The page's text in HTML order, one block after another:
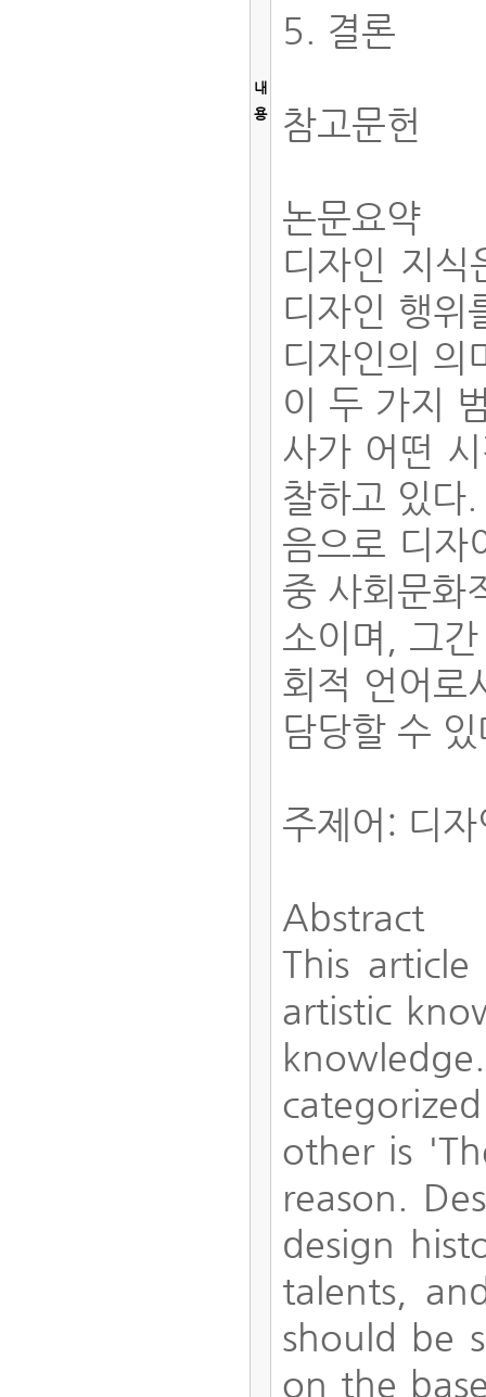
내
용
5. 결론
참고문헌
논문요약
디자인 지
디자인 행위
디자인의 의
이 두 가지
사가 어떤
찰하고 있다
음으로 디자
중 사회문화
소이며, 그
회적 언어로
담당할 수
주제어: 디
Abstract
This
artistic
other is
reason.
design
talents,
should be
on the